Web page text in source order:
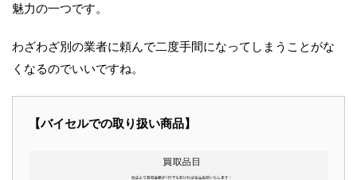
魅力の一つです。
わざわざ別の業者に頼んで二度手間になってしまうことがな
くなるのでいいですね。
【バイセルでの取り扱い商品】